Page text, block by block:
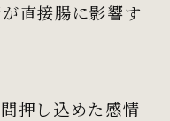
直接腸に影響す
押し込めた感情